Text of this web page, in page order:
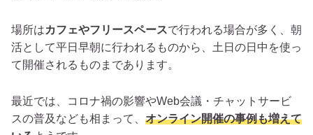
場所はカフェやフリースペースで行われる場合が多く、朝
活として平日早朝に行われるものから、土日の日中を使っ
て開催されるものまであります。
最近では、コロナ禍の影響やWeb会議・チャットサービ
スの普及なども相まって、 オンライン開催の事例も増えて